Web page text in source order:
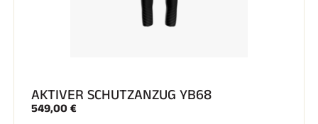
AKTIVER SCHUTZANZUG YB68
549,00 €